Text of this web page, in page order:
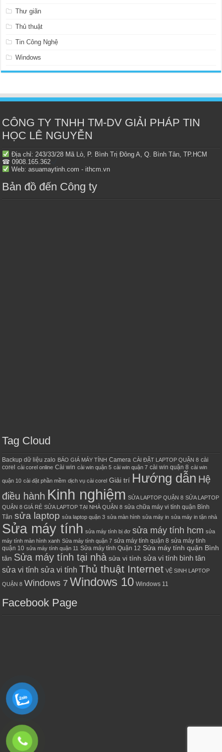
Thư giãn
Thủ thuật
Tin Công Nghệ
Windows
CÔNG TY TNHH TM-DV GIẢI PHÁP TIN
HỌC LÊ NGUYỄN
Địa chỉ: 243/33/28 Mã Lò, P. Bình Trị Đông A, Q. Bình Tân, TP.HCM
☎ 0908.165.362
Web: asuamaytinh.com - ithcm.vn
Bản đồ đến Công ty
Tag Cloud
Backup dữ liệu zalo BÁO GIÁ MÁY TÍNH Camera CÀI ĐẶT LAPTOP QUẬN 8 cài
corel
cài corel online Cài win cài win quận 5 cài win quận 7 cài win quận 8 cài win
quận 10 cài đặt phần mềm dịch vụ cài corel Giải trí Hướng dẫn Hệ
điều hành Kinh nghiệm SỬA LAPTOP QUẬN 8 SỬA LAPTOP
QUẬN 8 GIÁ RẺ SỬA LAPTOP TẠI NHÀ QUẬN 8 sửa chữa máy vi tính quận Bình
Tân sửa laptop sửa laptop quận 3 sửa màn hình sửa máy in sửa máy in tận nhà
Sửa máy tính sửa máy tính bị đơ sửa máy tính hcm sửa
máy tính màn hình xanh Sửa máy tính quận 7 sửa máy tính quận 8 sửa máy tính
quận 10 sửa máy tính quận 11 Sửa máy tính Quận 12 Sửa máy tính quận Bình
tân Sửa máy tính tại nhà sửa vi tính sửa vi tính bình tân
sửa vi tính sửa vi tính Thủ thuật Internet VỆ SINH LAPTOP
QUẬN 8 Windows 7 Windows 10 Windows 11
Facebook Page